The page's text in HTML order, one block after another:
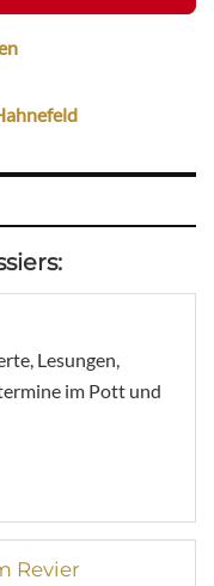
Lesungen,
im Pott und
Revier